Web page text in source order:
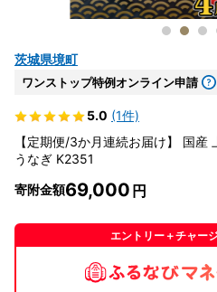
茨城県境町
ワンストップ特例オンライン申請
5.0 (1件)
【定期便/3か月連続お届け】 国
うなぎ K2351
寄附金額69,000
エントリー＋チャー